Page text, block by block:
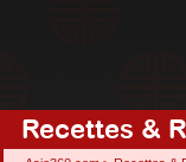
Recettes &